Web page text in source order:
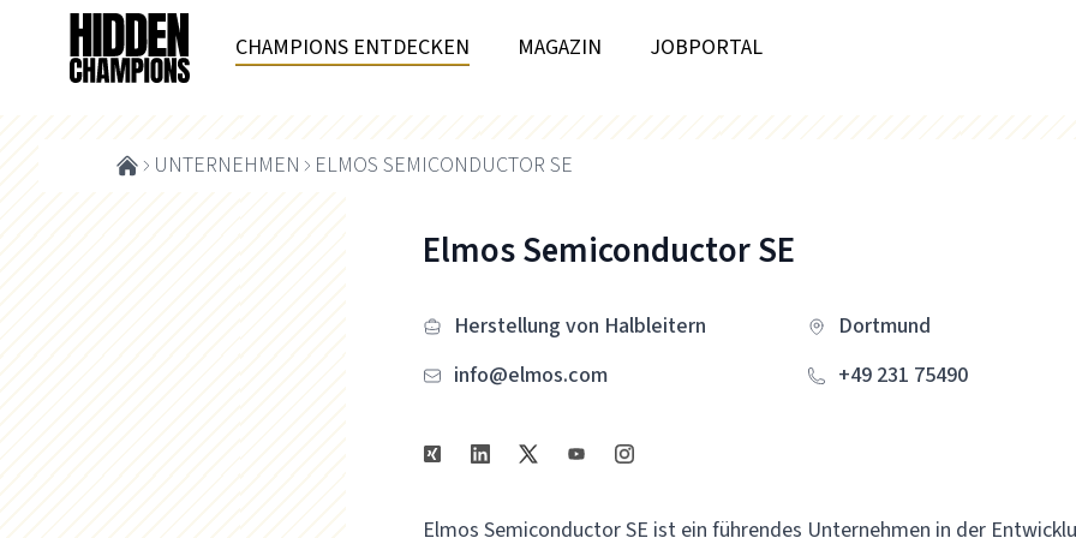
CHAMPIONS ENTDECKEN MAGAZIN JOBPORTAL
UNTERNEHMEN ELMOS SEMICONDUCTOR SE
Elmos Semiconductor SE
Herstellung von Halbleitern
Dortmund
info@elmos.com
+49 231 75490
Elmos Semiconductor SE ist ein führendes Unternehmen in der